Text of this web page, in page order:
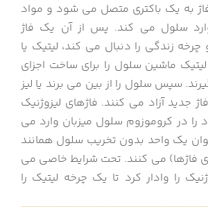
به یک باکتری متصل می شود و مواد
سلول می کند. پس از آن یک فاژ
زندگی را دنبال می کند، لیتیک یا
لیتیک ماشین سلول را برای ساخت اجزای
سپس سلول را از بین می برند یا لیز
جدید آزاد می کنند. فاژهای لیزوژنیک
را در کروموزوم سلول میزبان وارد می
یک واحد بدون تخریب سلول همانند
فاژها) می کنند. تحت شرایط خاصی می
را وادار کرد تا یک چرخه لیتیک را